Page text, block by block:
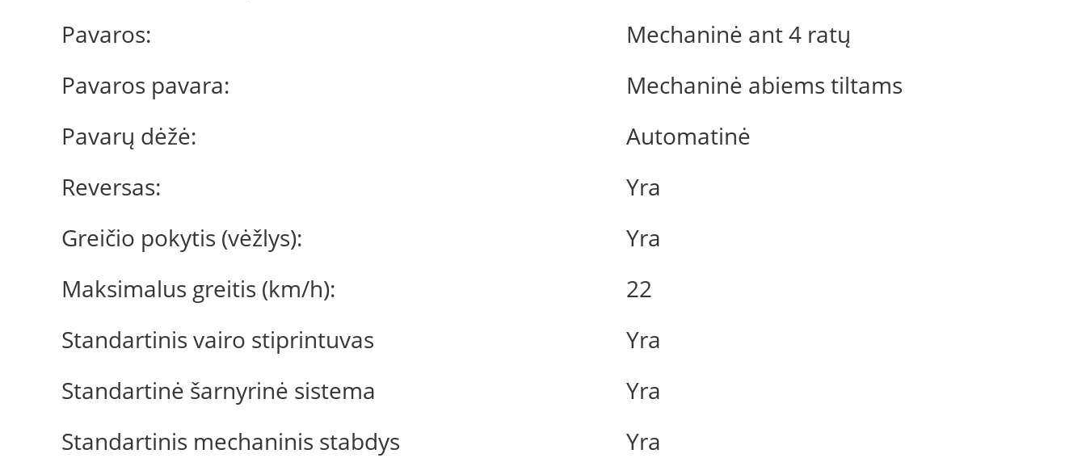
Pavaros:
Mechaninė ant 4 ratų
Pavaros pavara:
Mechaninė abiems tiltams
Pavarų dėžė:
Automatinė
Reversas:
Yra
Greičio pokytis (vėžlys):
Yra
Maksimalus greitis (km/h):
22
Standartinis vairo stiprintuvas
Yra
Standartinė šarnyrinė sistema
Yra
Standartinis mechaninis stabdys
Yra